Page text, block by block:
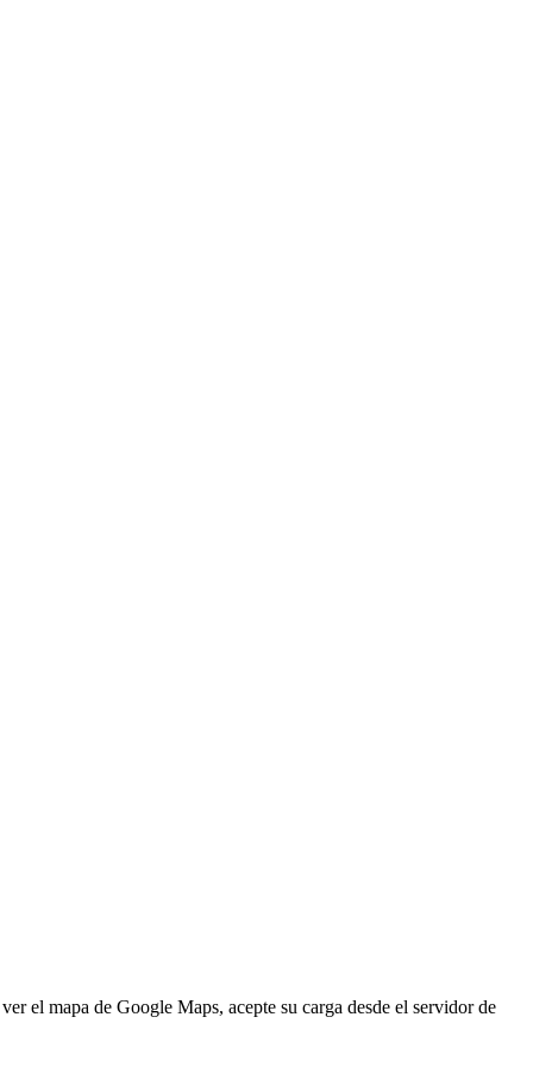
el mapa de Google Maps, acepte su carga desde el servidor de